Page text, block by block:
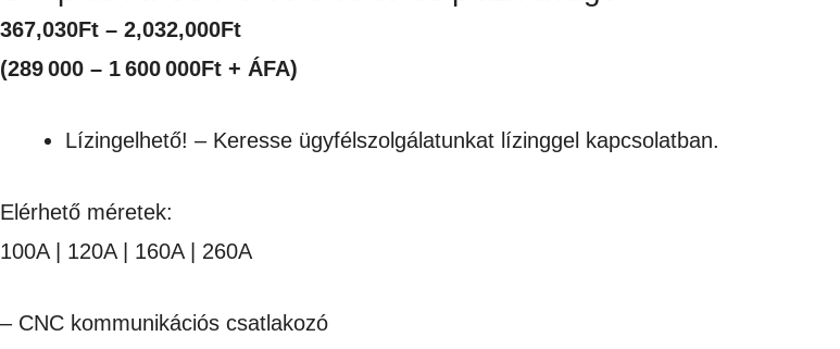
367,030Ft – 2,032,000FtÁrtartomány:
367,030Ft
2,032,000Ft
(289 000 – 1 600 000Ft + ÁFA)
Lízingelhető! – Keresse ügyfélszolgálatunkat lízinggel kapcsolatban.
Elérhető méretek:
100A | 120A | 160A | 260A
– CNC kommunikációs csatlakozó